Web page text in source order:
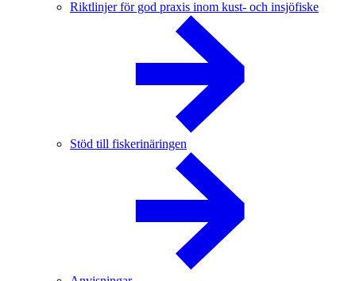
Riktlinjer för god praxis inom kust- och insjöfiske
Stöd till fiskerinäringen